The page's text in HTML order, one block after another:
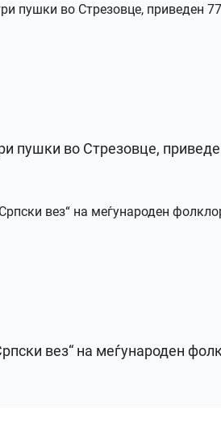
пушки во Стрезовце,
вез“ на меѓународен